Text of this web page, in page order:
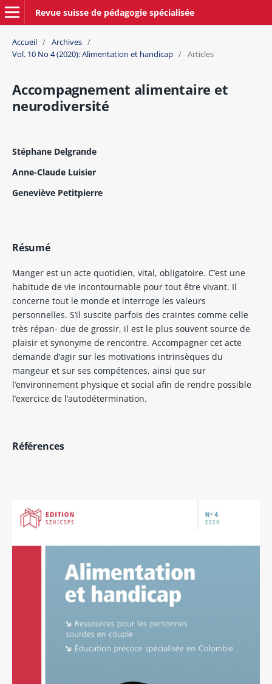
Revue suisse de pédagogie spécialisée
Accueil / Archives /
Vol. 10 No 4 (2020): Alimentation et handicap / Articles
Accompagnement alimentaire et
neurodiversité
Stéphane Delgrande
Anne-Claude Luisier
Geneviève Petitpierre
Résumé
Manger est un acte quotidien, vital, obligatoire. C’est une
habitude de vie incontournable pour tout être vivant. Il
concerne tout le monde et interroge les valeurs
personnelles. S’il suscite parfois des craintes comme celle
très répan- due de grossir, il est le plus souvent source de
plaisir et synonyme de rencontre. Accompagner cet acte
demande d’agir sur les motivations intrinsèques du
mangeur et sur ses compétences, ainsi que sur
l’environnement physique et social afin de rendre possible
l’exercice de l’autodétermination.
Références